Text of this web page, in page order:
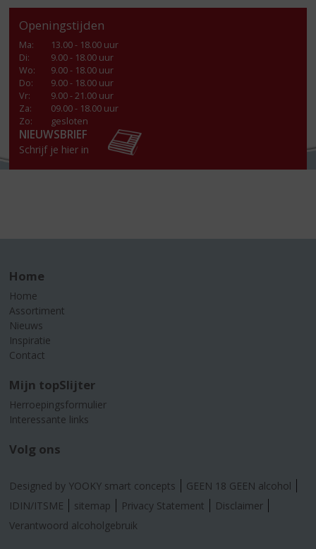
Openingstijden
Ma:
13.00 - 18.00 uur
Di:
9.00 - 18.00 uur
Wo:
9.00 - 18.00 uur
Do:
9.00 - 18.00 uur
Vr:
9.00 - 21.00 uur
Za:
09.00 - 18.00 uur
Zo:
gesloten
NIEUWSBRIEF
Schrijf je hier in
Home
Home
Assortiment
Nieuws
Inspiratie
Contact
Mijn topSlijter
Herroepingsformulier
Interessante links
Volg ons
Designed by YOOKY smart concepts
GEEN 18 GEEN alcohol
IDIN/ITSME
sitemap Privacy Statement
Disclaimer
Verantwoord alcoholgebruik